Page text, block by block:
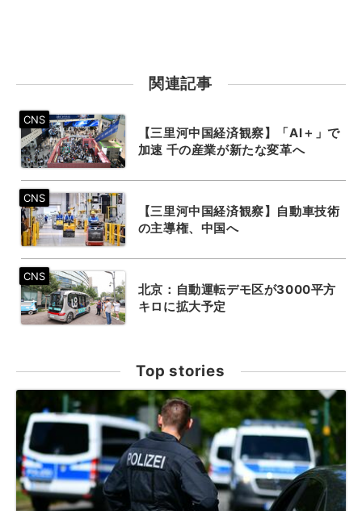
関連記事
【三里河中国経済観察】「AI＋」で
加速 千の産業が新たな変革へ
【三里河中国経済観察】自動車技術
の主導権、中国へ
北京：自動運転デモ区が3000平方
キロに拡大予定
Top stories